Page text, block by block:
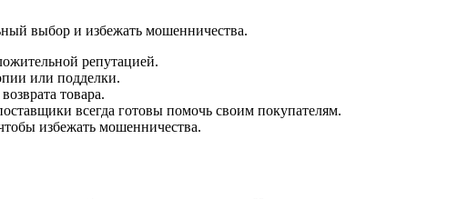
выбор и избежать мошенничества.
репутацией.
или подделки.
товара.
всегда готовы помочь своим покупателям.
избежать мошенничества.